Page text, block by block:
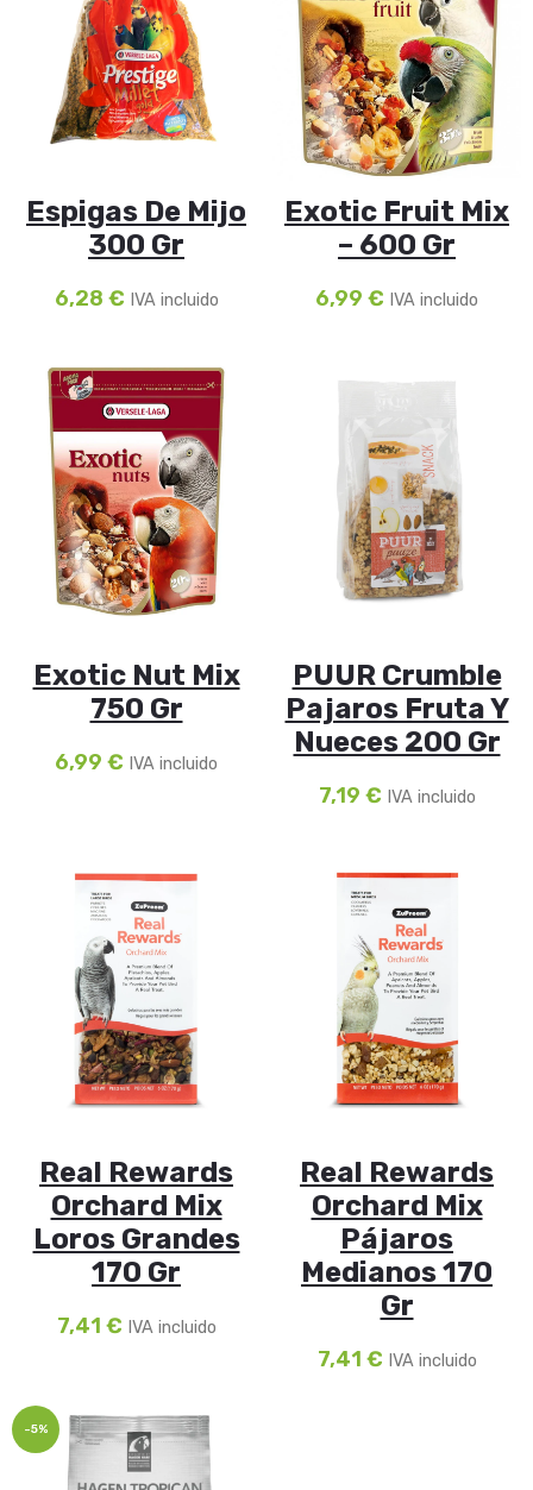
Espigas De Mijo
300 Gr
6,28 € IVA incluido
Exotic Fruit Mix
– 600 Gr
6,99 € IVA incluido
Exotic Nut Mix
750 Gr
6,99 € IVA incluido
PUUR Crumble
Pajaros Fruta Y
Nueces 200 Gr
7,19 € IVA incluido
Real Rewards
Orchard Mix
Loros Grandes
170 Gr
7,41 € IVA incluido
Real Rewards
Orchard Mix
Pájaros
Medianos 170
Gr
7,41 € IVA incluido
-5%